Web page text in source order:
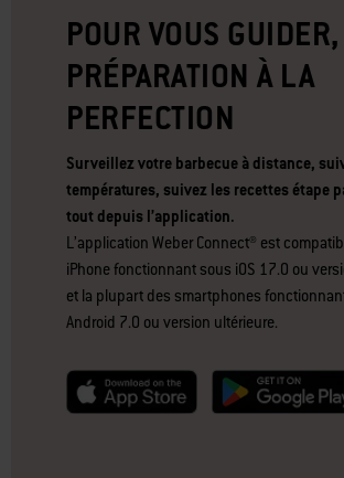
POUR VOUS
PRÉPARATION À LA
PERFECTION
Surveillez votre barbecue à distance,
températures, suivez les recettes étape
tout depuis l’application.
L’application Weber Connect® est
iPhone fonctionnant sous iOS 17.0 ou
et la plupart des smartphones
Android 7.0 ou version ultérieure.
null